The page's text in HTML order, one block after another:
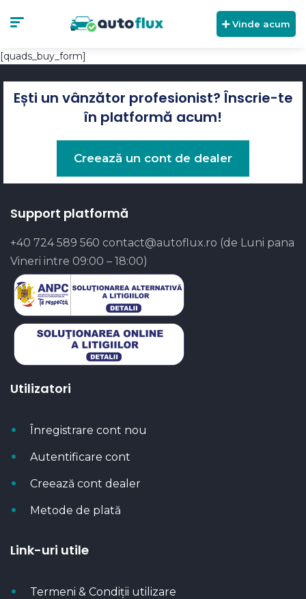
Vinde acum
[quads_buy_form]
Ești un vânzător profesionist? Înscrie-te
în platformă acum!
Creează un cont de dealer
Support platformă
+40 724 589 560 contact@autoflux.ro (de Luni pana
Vineri intre 09:00 – 18:00)
Utilizatori
Înregistrare cont nou
Autentificare cont
Creează cont dealer
Metode de plată
Link-uri utile
Termeni & Condiții utilizare